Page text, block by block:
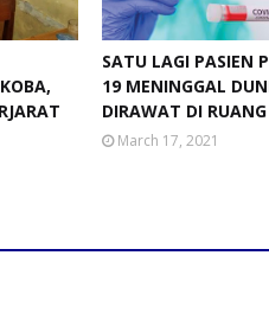
SATU LAGI PASIEN
19 MENINGGAL
DIRAWAT DI
March 17, 2021